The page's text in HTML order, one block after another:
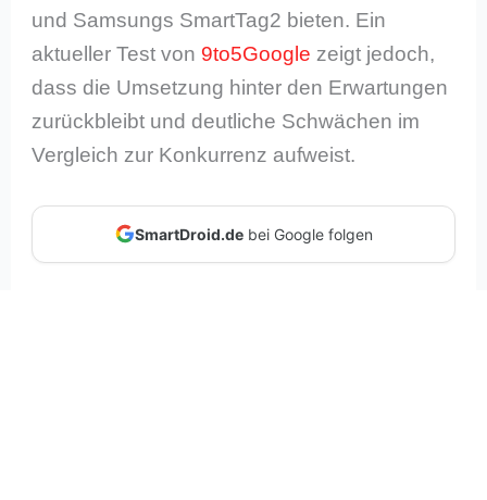
und Samsungs SmartTag2 bieten. Ein
aktueller Test von 9to5Google zeigt jedoch,
dass die Umsetzung hinter den Erwartungen
zurückbleibt und deutliche Schwächen im
Vergleich zur Konkurrenz aufweist.
SmartDroid.debei Google folgen